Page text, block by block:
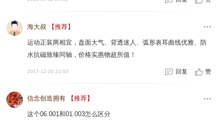
海大叔 【推荐】
运动正装两相宜，盘面大气、背透迷人、弧形表耳曲线优雅、防
水抗磁致臻同轴，价格实惠物超所值！
2017-12-20 22:03 回复 赞
信念创造拥有 【推荐】
这个06.001和01.003怎么区分